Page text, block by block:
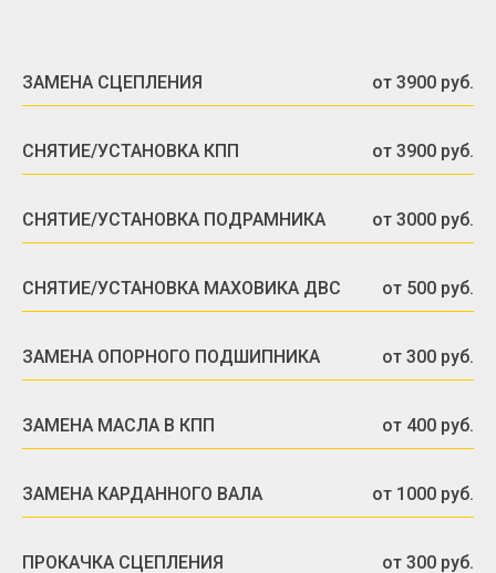
ЗАМЕНА СЦЕПЛЕНИЯ от 3900 руб.
СНЯТИЕ/УСТАНОВКА КПП от 3900 руб.
СНЯТИЕ/УСТАНОВКА ПОДРАМНИКА от 3000 руб.
СНЯТИЕ/УСТАНОВКА МАХОВИКА ДВС от 500 руб.
ЗАМЕНА ОПОРНОГО ПОДШИПНИКА от 300 руб.
ЗАМЕНА МАСЛА В КПП от 400 руб.
ЗАМЕНА КАРДАННОГО ВАЛА от 1000 руб.
ПРОКАЧКА СЦЕПЛЕНИЯ от 300 руб.